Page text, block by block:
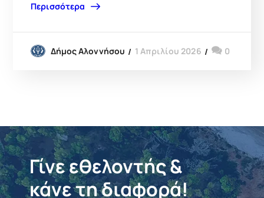
Περισσότερα
Δήμος Αλοννήσου 1 Απριλίου 2026 0
Γίνε εθελοντής &
κάνε τη διαφορά!